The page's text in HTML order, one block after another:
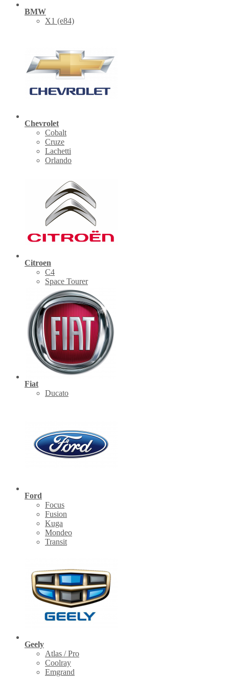
BMW
X1 (е84)
Chevrolet
Cobalt
Cruze
Lachetti
Orlando
Citroen
C4
Space Tourer
Fiat
Ducato
Ford
Focus
Fusion
Kuga
Mondeo
Transit
Geely
Atlas / Pro
Coolray
Emgrand